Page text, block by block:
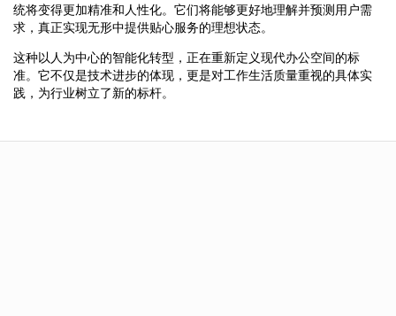
统将变得更加精准和人性化。它们将能够更好地理解并预测用户需
求，真正实现无形中提供贴心服务的理想状态。
这种以人为中心的智能化转型，正在重新定义现代办公空间的标
准。它不仅是技术进步的体现，更是对工作生活质量重视的具体实
践，为行业树立了新的标杆。